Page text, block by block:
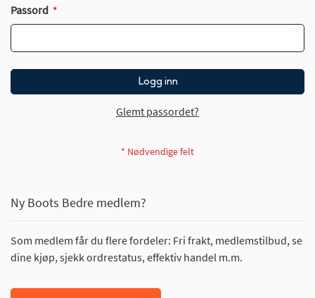
Passord
Logg inn
Glemt passordet?
Ny Boots Bedre medlem?
Som medlem får du flere fordeler: Fri frakt, medlemstilbud, se
dine kjøp, sjekk ordrestatus, effektiv handel m.m.